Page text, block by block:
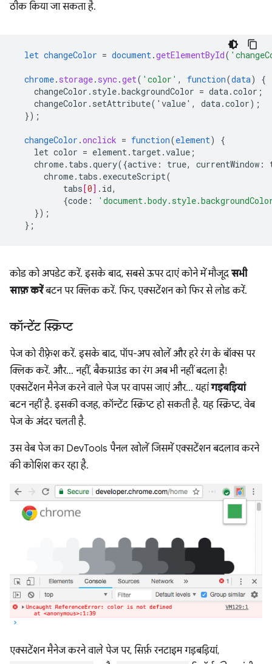
ठीक किया जा सकता है.
let changeColor = document.getElementById(
chrome. storage. sync.get( 'color' , function(data)
{
changeColor.style.backgroundColor = data.color ;
changeColor.setAttribute('value',
data.color) ;
});
changeColor .onclick = function(element)
{
let color = element.target.value ;
chrome.tabs.query({active : true, currentWindow :
chrome.tabs.executeScript(
tabs [0] .id,
{code :
});
} ;
कोड को अपडेट करें. इसके बाद, सबसे ऊपर दाएं कोने में मौजूद सभी
साफ़ करेंबटन पर क्लिक करें. फिर, एक्सटेंशन को फिर से लोड करें.
कॉन्टेंट स्क्रिप्ट
पेज को रीफ़्रेश करें. इसके बाद, पॉप-अप खोलें और हरे रंग के बॉक्स पर
क्लिक करें. और... नहीं, बैकग्राउंड का रंग अब भी नहीं बदला है!
एक्सटेंशन मैनेज करने वाले पेज पर वापस जाएं और... यहांगड़बड़ियां
बटन नहीं है. इसकी वजह, कॉन्टेंट स्क्रिप्ट हो सकती है. यह स्क्रिप्ट, वेब
पेज के अंदर चलती है.
उस वेब पेज का DevTools पैनल खोलें जिसमें एक्सटेंशन बदलाव करने
की कोशिश कर रहा है.
एक्सटेंशन मैनेज करने वाले पेज पर, सिर्फ़ रनटाइम गड़बड़ियां,